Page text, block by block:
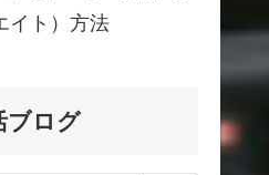
イト）方法
ブログ